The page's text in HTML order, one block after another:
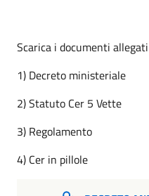
Scarica i documenti allegati
1) Decreto ministeriale
2) Statuto Cer 5 Vette
3) Regolamento
4) Cer in pillole